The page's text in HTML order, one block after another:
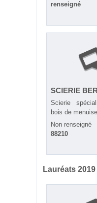
renseigné
SCIERIE
Scierie
bois de
Non renseigné
88210
Lauréats 2019